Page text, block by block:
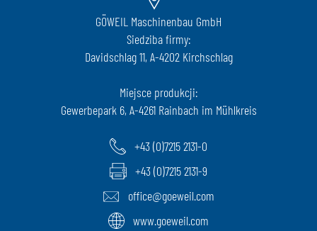
GÖWEIL Maschinenbau GmbH
Siedziba firmy:
Davidschlag 11, A-4202 Kirchschlag
Miejsce produkcji:
Gewerbepark 6, A-4261 Rainbach im Mühlkreis
+43 (0)7215 2131-0
+43 (0)7215 2131-9
office@goeweil.com
www.goeweil.com